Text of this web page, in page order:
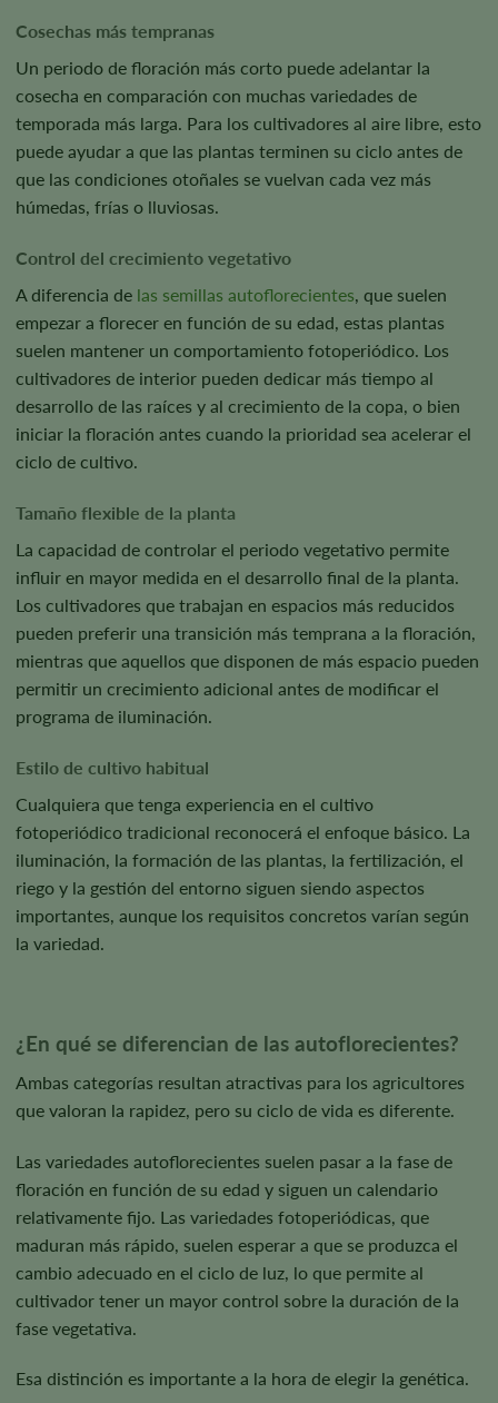
Cosechas más tempranas
Un periodo de floración más corto puede adelantar la
cosecha en comparación con muchas variedades de
temporada más larga. Para los cultivadores al aire libre, esto
puede ayudar a que las plantas terminen su ciclo antes de
que las condiciones otoñales se vuelvan cada vez más
húmedas, frías o lluviosas.
Control del crecimiento vegetativo
A diferencia de las semillas autoflorecientes, que suelen
empezar a florecer en función de su edad, estas plantas
suelen mantener un comportamiento fotoperiódico. Los
cultivadores de interior pueden dedicar más tiempo al
desarrollo de las raíces y al crecimiento de la copa, o bien
iniciar la floración antes cuando la prioridad sea acelerar el
ciclo de cultivo.
Tamaño flexible de la planta
La capacidad de controlar el periodo vegetativo permite
influir en mayor medida en el desarrollo final de la planta.
Los cultivadores que trabajan en espacios más reducidos
pueden preferir una transición más temprana a la floración,
mientras que aquellos que disponen de más espacio pueden
permitir un crecimiento adicional antes de modificar el
programa de iluminación.
Estilo de cultivo habitual
Cualquiera que tenga experiencia en el cultivo
fotoperiódico tradicional reconocerá el enfoque básico. La
iluminación, la formación de las plantas, la fertilización, el
riego y la gestión del entorno siguen siendo aspectos
importantes, aunque los requisitos concretos varían según
la variedad.
¿En qué se diferencian de las autoflorecientes?
Ambas categorías resultan atractivas para los agricultores
que valoran la rapidez, pero su ciclo de vida es diferente.
Las variedades autoflorecientes suelen pasar a la fase de
floración en función de su edad y siguen un calendario
relativamente fijo. Las variedades fotoperiódicas, que
maduran más rápido, suelen esperar a que se produzca el
cambio adecuado en el ciclo de luz, lo que permite al
cultivador tener un mayor control sobre la duración de la
fase vegetativa.
Esa distinción es importante a la hora de elegir la genética.